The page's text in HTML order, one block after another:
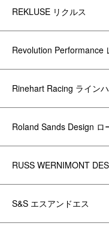
REKLUSE リクルス
Revolution Performance
Rinehart Racing ライン
Roland Sands Design ロ
RUSS WERNIMONT
S&S エスアンドエス